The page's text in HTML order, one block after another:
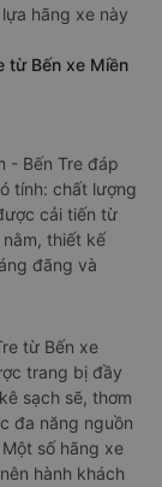
hãng xe này
từ Bến xe Miền
- Bến Tre đáp
tính: chất lượng
cải tiến từ
thiết kế
đãng và
từ Bến xe
trang bị đầy
sạch sẽ, thơm
đa năng nguồn
số hãng xe
hành khách